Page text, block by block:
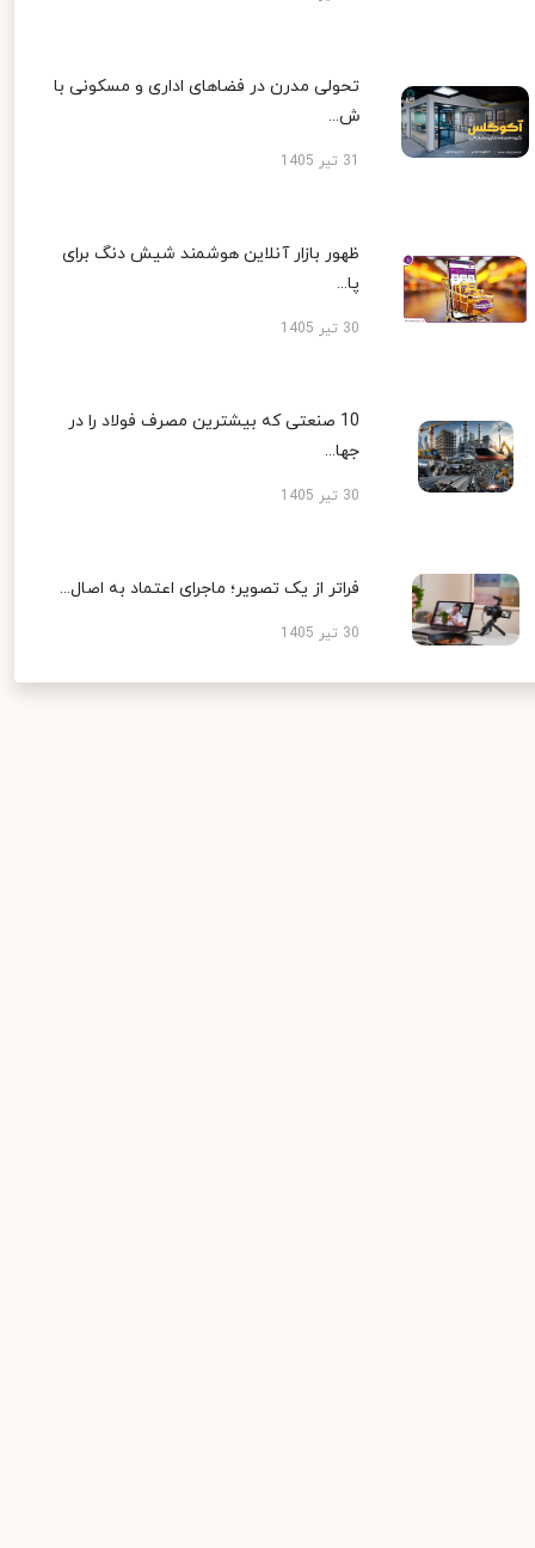
تحولی مدرن در فضاهای اداری و مسکونی با
ش...
ظهور بازار آنلاین هوشمند شیش دنگ برای
پا...
30 تیر 1405
10 صنعتی که بیشترین مصرف فولاد را در
جها...
30 تیر 1405
فراتر از یک تصویر؛ ماجرای اعتماد به اصال...
30 تیر 1405